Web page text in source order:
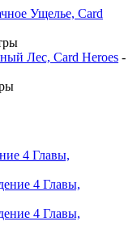
Ущелье, Card
Лес, Card Heroes -
4 Главы,
4 Главы,
4 Главы,